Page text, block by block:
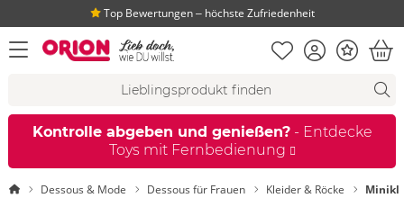
Top Bewertungen ‒ höchste Zufriedenheit
Menü öffnen Merkliste
KontoBonus
Kontrolle abgeben und genießen?- Entdecke
Toys mit Fernbedienung
StartseiteDessous & Mode Dessous für Frauen Kleider & Röcke